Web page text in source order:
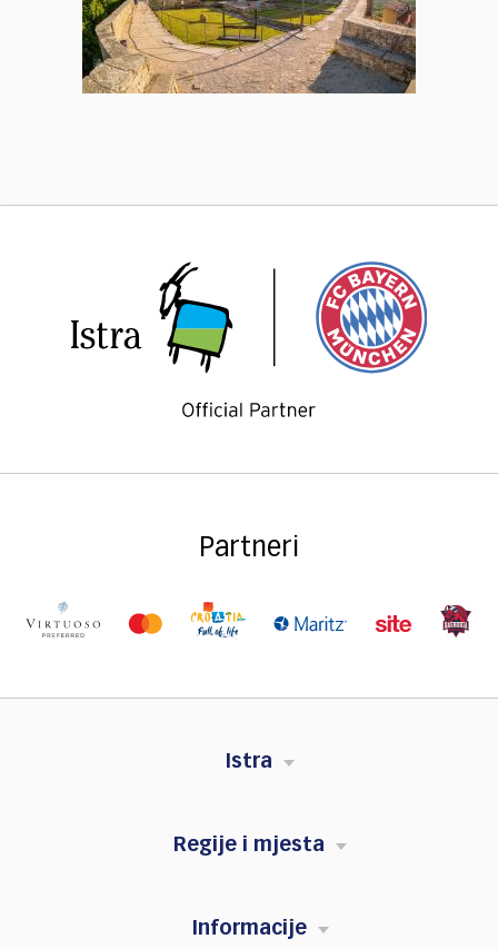
Partneri
Istra
Regije i mjesta
Informacije